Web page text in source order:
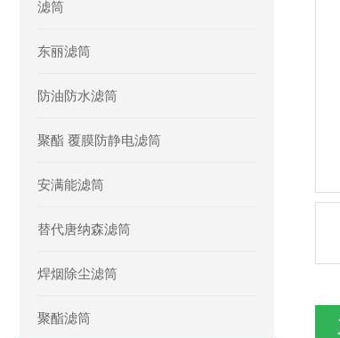
滤筒
东丽滤筒
防油防水滤筒
聚酯 覆膜防静电滤筒
安满能滤筒
替代唐纳森滤筒
焊烟除尘滤筒
聚酯滤筒